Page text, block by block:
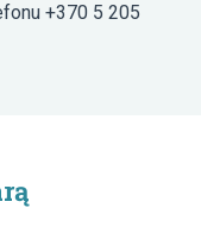
+370 5 205